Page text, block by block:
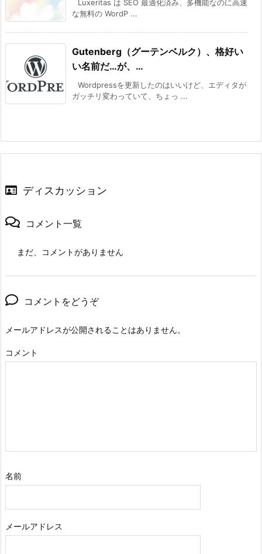
Luxeritas は SEO 最適化済み、多機能なのに高速
な無料の WordP ...
Gutenberg（グーテンベルク）、格好い
い名前だ…が、…
Wordpressを更新したのはいいけど、エディタが
ガッチリ変わっていて、ちょっ ...
ディスカッション
コメント一覧
まだ、コメントがありません
コメントをどうぞ
メールアドレスが公開されることはありません。
コメント
名前
メールアドレス